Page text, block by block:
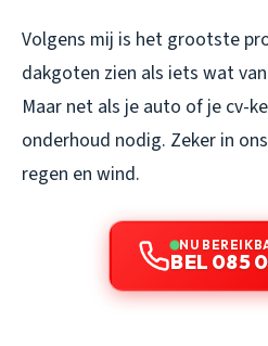
Volgens mij is het grootste
dakgoten zien als iets wat
Maar net als je auto of je cv-
onderhoud nodig. Zeker in
regen en wind.
NU
BEL 085